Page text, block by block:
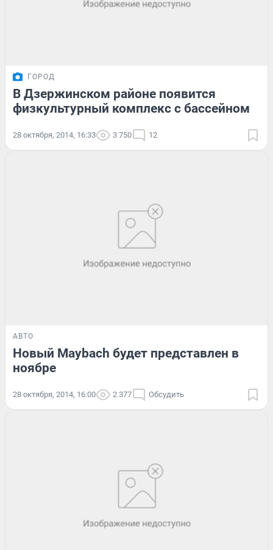
ГОРОД
В Дзержинском районе появится
физкультурный комплекс с бассейном
28 октября, 2014, 16:33 3 750 12
АВТО
Новый Maybach будет представлен в
ноябре
28 октября, 2014, 16:00 2 377 Обсудить